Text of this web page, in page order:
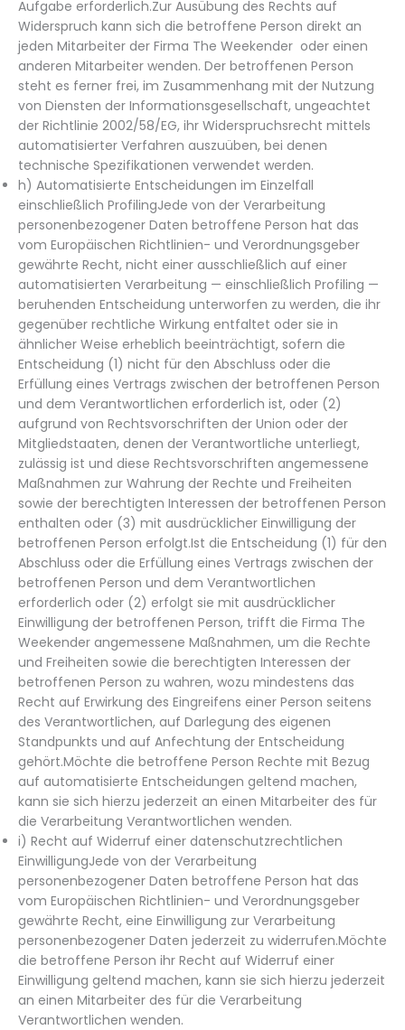
Aufgabe erforderlich.Zur Ausübung des Rechts auf
Widerspruch kann sich die betroffene Person direkt an
jeden Mitarbeiter der Firma The Weekender oder einen
anderen Mitarbeiter wenden. Der betroffenen Person
steht es ferner frei, im Zusammenhang mit der Nutzung
von Diensten der Informationsgesellschaft, ungeachtet
der Richtlinie 2002/58/EG, ihr Widerspruchsrecht mittels
automatisierter Verfahren auszuüben, bei denen
technische Spezifikationen verwendet werden.
h) Automatisierte Entscheidungen im Einzelfall
einschließlich ProfilingJede von der Verarbeitung
personenbezogener Daten betroffene Person hat das
vom Europäischen Richtlinien- und Verordnungsgeber
gewährte Recht, nicht einer ausschließlich auf einer
automatisierten Verarbeitung — einschließlich Profiling —
beruhenden Entscheidung unterworfen zu werden, die ihr
gegenüber rechtliche Wirkung entfaltet oder sie in
ähnlicher Weise erheblich beeinträchtigt, sofern die
Entscheidung (1) nicht für den Abschluss oder die
Erfüllung eines Vertrags zwischen der betroffenen Person
und dem Verantwortlichen erforderlich ist, oder (2)
aufgrund von Rechtsvorschriften der Union oder der
Mitgliedstaaten, denen der Verantwortliche unterliegt,
zulässig ist und diese Rechtsvorschriften angemessene
Maßnahmen zur Wahrung der Rechte und Freiheiten
sowie der berechtigten Interessen der betroffenen Person
enthalten oder (3) mit ausdrücklicher Einwilligung der
betroffenen Person erfolgt.Ist die Entscheidung (1) für den
Abschluss oder die Erfüllung eines Vertrags zwischen der
betroffenen Person und dem Verantwortlichen
erforderlich oder (2) erfolgt sie mit ausdrücklicher
Einwilligung der betroffenen Person, trifft die Firma The
Weekender angemessene Maßnahmen, um die Rechte
und Freiheiten sowie die berechtigten Interessen der
betroffenen Person zu wahren, wozu mindestens das
Recht auf Erwirkung des Eingreifens einer Person seitens
des Verantwortlichen, auf Darlegung des eigenen
Standpunkts und auf Anfechtung der Entscheidung
gehört.Möchte die betroffene Person Rechte mit Bezug
auf automatisierte Entscheidungen geltend machen,
kann sie sich hierzu jederzeit an einen Mitarbeiter des für
die Verarbeitung Verantwortlichen wenden.
i) Recht auf Widerruf einer datenschutzrechtlichen
EinwilligungJede von der Verarbeitung
personenbezogener Daten betroffene Person hat das
vom Europäischen Richtlinien- und Verordnungsgeber
gewährte Recht, eine Einwilligung zur Verarbeitung
personenbezogener Daten jederzeit zu widerrufen.Möchte
die betroffene Person ihr Recht auf Widerruf einer
Einwilligung geltend machen, kann sie sich hierzu jederzeit
an einen Mitarbeiter des für die Verarbeitung
Verantwortlichen wenden.